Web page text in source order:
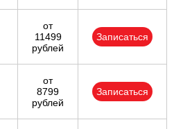
от
11499
рублей
Записаться
от
8799
рублей
Записаться